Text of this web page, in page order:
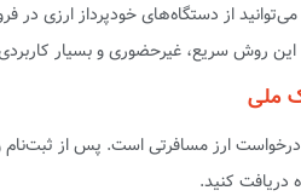
از دستگاه‌های خودپرداز ارزی در
روش سریع، غیرحضوری و بسیار
ارز مسافرتی است. پس از ثبت‌نام و
دریافت کنید.